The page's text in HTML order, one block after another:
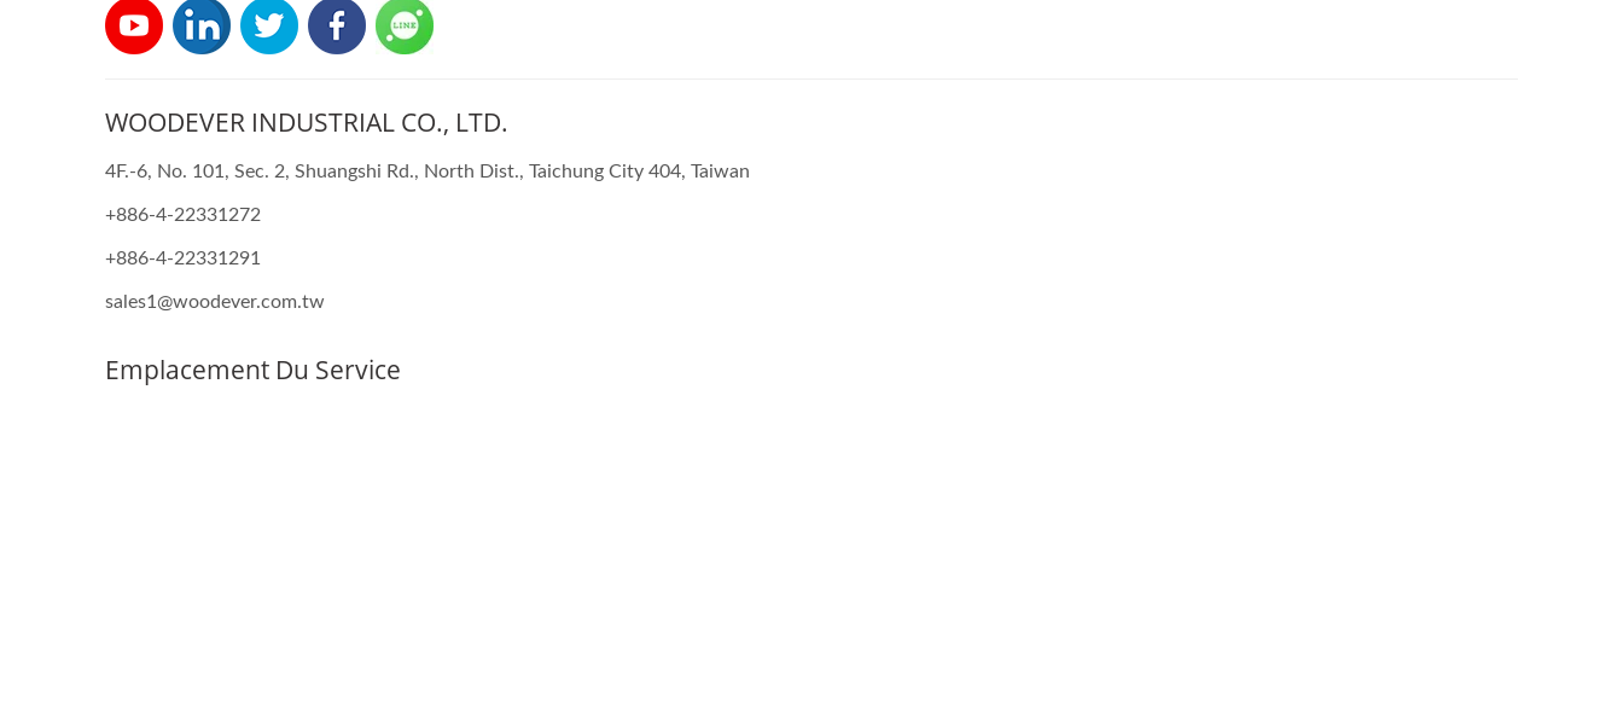
WOODEVER INDUSTRIAL CO., LTD.
4F.-6, No. 101, Sec. 2, Shuangshi Rd., North Dist., Taichung City 404, Taiwan
+886-4-22331272
+886-4-22331291
sales1@woodever.com.tw
Emplacement Du Service